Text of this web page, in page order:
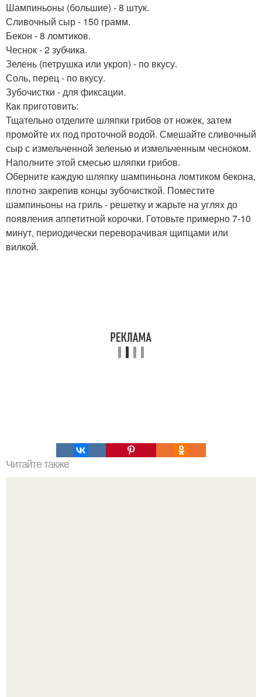
Шампиньоны (большие) - 8 штук.
Сливочный сыр - 150 грамм.
Бекон - 8 ломтиков.
Чеснок - 2 зубчика.
Зелень (петрушка или укроп) - по вкусу.
Соль, перец - по вкусу.
Зубочистки - для фиксации.
Как приготовить:
Тщательно отделите шляпки грибов от ножек, затем
промойте их под проточной водой. Смешайте сливочный
сыр с измельченной зеленью и измельченным чесноком.
Наполните этой смесью шляпки грибов.
Оберните каждую шляпку шампиньона ломтиком бекона,
плотно закрепив концы зубочисткой. Поместите
шампиньоны на гриль - решетку и жарьте на углях до
появления аппетитной корочки. Готовьте примерно 7-10
минут, периодически переворачивая щипцами или
вилкой.
Читайте также